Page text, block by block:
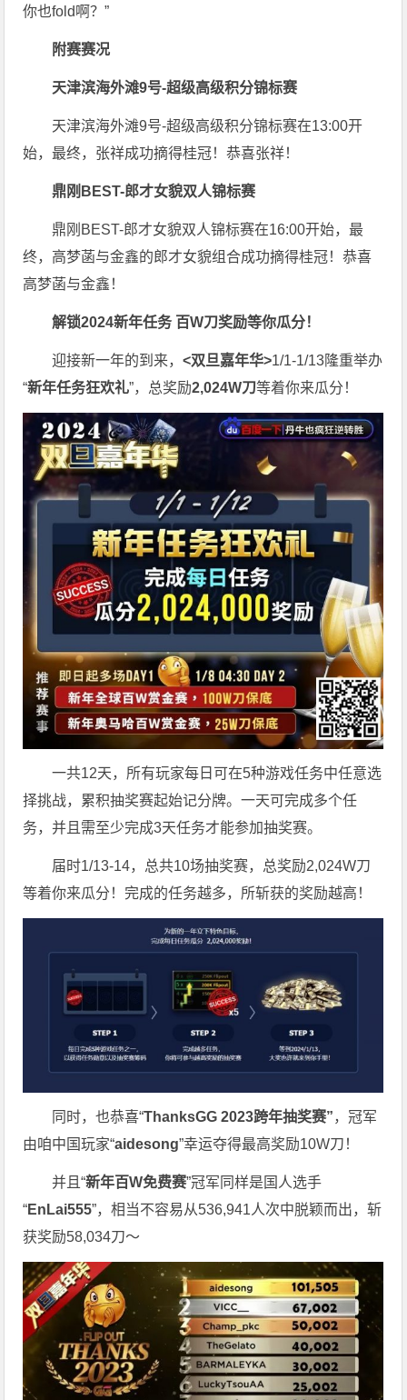
你也fold啊？”
附赛赛况
天津滨海外滩9号-超级高级积分锦标赛
天津滨海外滩9号-超级高级积分锦标赛在13:00开
始，最终，张祥成功摘得桂冠！恭喜张祥！
鼎刚BEST-郎才女貌双人锦标赛
鼎刚BEST-郎才女貌双人锦标赛在16:00开始，最
终，高梦菡与金鑫的郎才女貌组合成功摘得桂冠！恭喜
高梦菡与金鑫！
解锁2024新年任务 百W刀奖励等你瓜分！
迎接新一年的到来，<双旦嘉年华>1/1-1/13隆重举办
“新年任务狂欢礼”，总奖励2,024W刀等着你来瓜分！
一共12天，所有玩家每日可在5种游戏任务中任意选
择挑战，累积抽奖赛起始记分牌。一天可完成多个任
务，并且需至少完成3天任务才能参加抽奖赛。
届时1/13-14，总共10场抽奖赛，总奖励2,024W刀
等着你来瓜分！完成的任务越多，所斩获的奖励越高！
同时，也恭喜“ThanksGG 2023跨年抽奖赛”，冠军
由咱中国玩家“aidesong”幸运夺得最高奖励10W刀！
并且“新年百W免费赛”冠军同样是国人选手
“EnLai555”，相当不容易从536,941人次中脱颖而出，斩
获奖励58,034刀～